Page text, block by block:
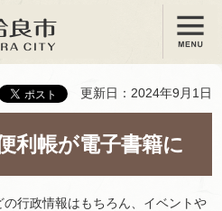
メニュー
更新日：2024年9月1日
利帳が電子書籍に
行政情報はもちろん、イベントや